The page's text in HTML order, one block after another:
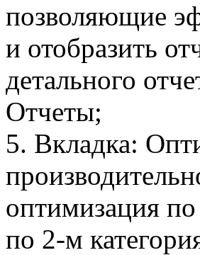
позволяющие
и отобразить
детального
Отчеты;
5. Вкладка:
оптимизация
по 2-м